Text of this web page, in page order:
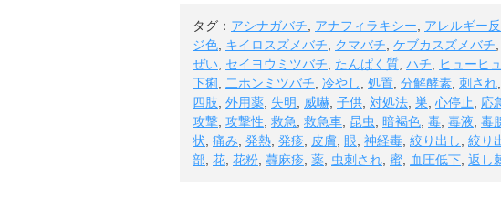
タグ： アシナガバチ アナフィラキシー アレルギー
ジ色 キイロスズメバチ クマバチ ケブカスズメバチ
ぜい セイヨウミツバチ たんぱく質 ハチ ヒューヒ
下痢
二ホンミツバチ 冷やし 処置 分解酵素 刺され
四肢 外用薬 失明 威嚇 子供 対処法 巣 心停止 応
攻撃 攻撃性 救急 救急車 昆虫 暗褐色 毒 毒液 毒
状 痛み 発熱 発疹 皮膚 眼 神経毒 絞り出し 絞り
部 花 花粉 蕁麻疹 薬 虫刺され 蜜 血圧低下 返し